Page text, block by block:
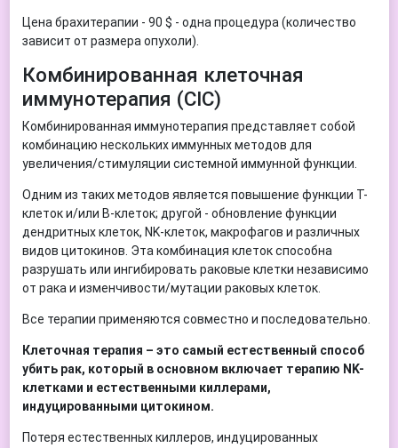
Цена брахитерапии - 90 $ - одна процедура (количество
зависит от размера опухоли).
Комбинированная клеточная
иммунотерапия (CIC)
Комбинированная иммунотерапия представляет собой
комбинацию нескольких иммунных методов для
увеличения/стимуляции системной иммунной функции.
Одним из таких методов является повышение функции Т-
клеток и/или В-клеток; другой - обновление функции
дендритных клеток, NK-клеток, макрофагов и различных
видов цитокинов. Эта комбинация клеток способна
разрушать или ингибировать раковые клетки независимо
от рака и изменчивости/мутации раковых клеток.
Все терапии применяются совместно и последовательно.
Клеточная терапия – это самый естественный способ
убить рак, который в основном включает терапию NK-
клетками и естественными киллерами,
индуцированными цитокином.
Потеря естественных киллеров, индуцированных